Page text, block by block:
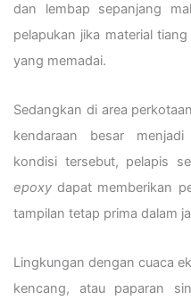
dan lembap sepanjang
pelapukan jika material
yang memadai.
Sedangkan di area
kendaraan besar
kondisi tersebut, pelapis
epoxy dapat memberikan
tampilan tetap prima dalam
Lingkungan dengan cuaca
kencang, atau paparan